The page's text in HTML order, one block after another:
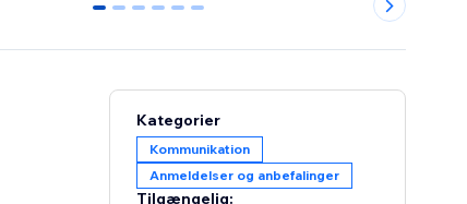
0 1 2 3 4 5
Kategorier
Kommunikation
Anmeldelser og anbefalinger
Tilgængelig: